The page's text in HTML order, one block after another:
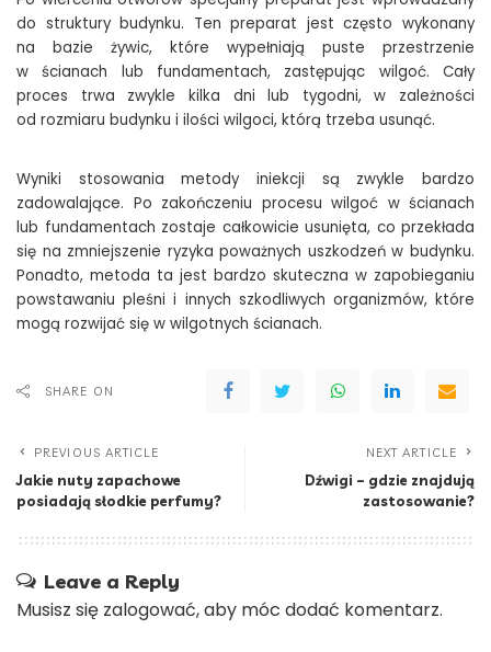
do struktury budynku. Ten preparat jest często wykonany
na bazie żywic, które wypełniają puste przestrzenie
w ścianach lub fundamentach, zastępując wilgoć. Cały
proces trwa zwykle kilka dni lub tygodni, w zależności
od rozmiaru budynku i ilości wilgoci, którą trzeba usunąć.
Wyniki stosowania metody iniekcji są zwykle bardzo
zadowalające. Po zakończeniu procesu wilgoć w ścianach
lub fundamentach zostaje całkowicie usunięta, co przekłada
się na zmniejszenie ryzyka poważnych uszkodzeń w budynku.
Ponadto, metoda ta jest bardzo skuteczna w zapobieganiu
powstawaniu pleśni i innych szkodliwych organizmów, które
mogą rozwijać się w wilgotnych ścianach.
SHARE ON
PREVIOUS ARTICLE
Jakie nuty zapachowe
posiadają słodkie perfumy?
NEXT ARTICLE
Dźwigi – gdzie znajdują
zastosowanie?
Leave a Reply
Musisz się zalogować, aby móc dodać komentarz.